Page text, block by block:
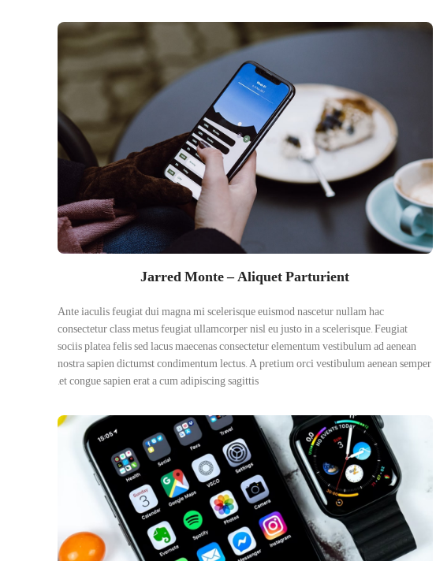
Jarred Monte – Aliquet Parturient
Ante iaculis feugiat dui magna mi scelerisque euismod nascetur nullam hac
consectetur class metus feugiat ullamcorper nisl eu justo in a scelerisque. Feugiat
sociis platea felis sed lacus maecenas consectetur elementum vestibulum ad aenean
nostra sapien dictumst condimentum lectus. A pretium orci vestibulum aenean semper
et congue sapien erat a cum adipiscing sagittis.